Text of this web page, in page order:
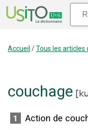
Accueil /Tous les articles
couchage [
1 Action de